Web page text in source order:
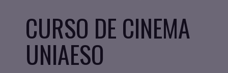
CURSO DE CINEMA
UNIAESO